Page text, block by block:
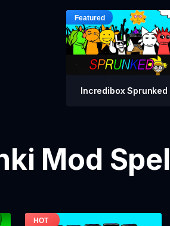
Incredibox Sprunked
Mod Spel